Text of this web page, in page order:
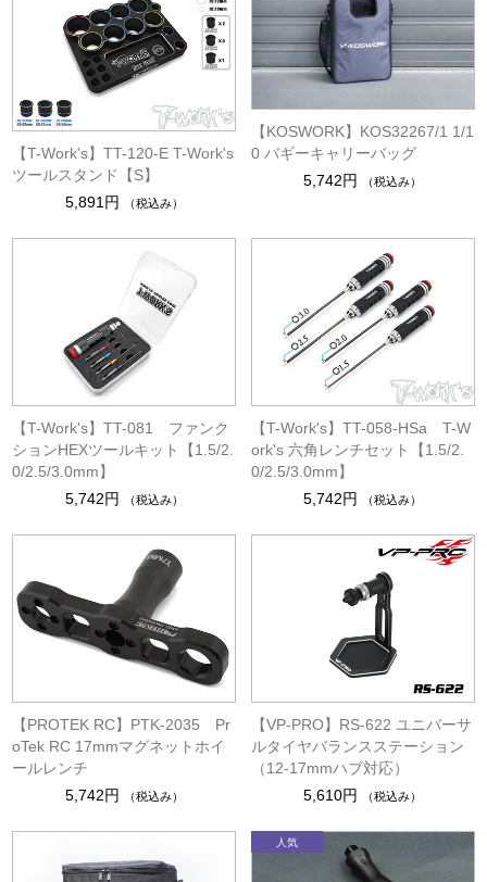
【T-Work's】TT-120-E T-Work's
ツールスタンド【S】
5,891円
（税込み）
【KOSWORK】KOS32267/1 1/1
0 バギーキャリーバッグ
5,742円
（税込み）
【T-Work's】TT-081 ファンク
ションHEXツールキット【1.5/2.
0/2.5/3.0mm】
5,742円
（税込み）
【T-Work's】TT-058-HSa T-W
ork's 六角レンチセット【1.5/2.
0/2.5/3.0mm】
5,742円
（税込み）
【PROTEK RC】PTK-2035 Pr
oTek RC 17mmマグネットホイ
ールレンチ
5,742円
（税込み）
【VP-PRO】RS-622 ユニバーサ
ルタイヤバランスステーション
（12‐17mmハブ対応）
5,610円
（税込み）